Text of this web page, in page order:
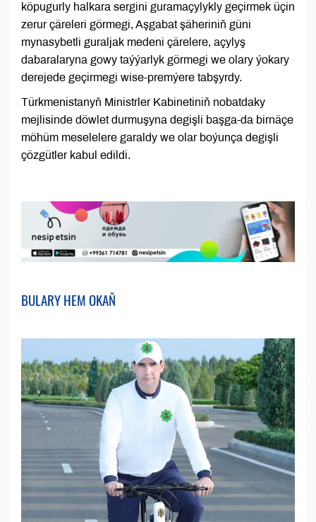
köpugurly halkara sergini guramaçylykly geçirmek üçin
zerur çäreleri görmegi, Aşgabat şäheriniň güni
mynasybetli guraljak medeni çärelere, açylyş
dabaralaryna gowy taýýarlyk görmegi we olary ýokary
derejede geçirmegi wise-premýere tabşyrdy.
Türkmenistanyň Ministrler Kabinetiniň nobatdaky
mejlisinde döwlet durmuşyna degişli başga-da birnäçe
möhüm meselelere garaldy we olar boýunça degişli
çözgütler kabul edildi.
BULARY HEM OKAŇ